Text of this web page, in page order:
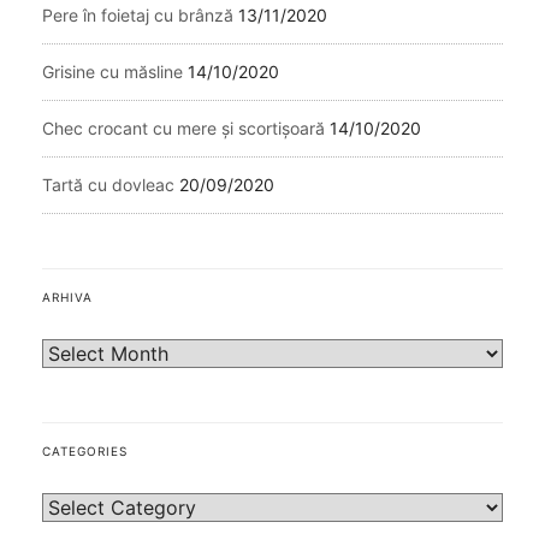
Pere în foietaj cu brânză 13/11/2020
Grisine cu măsline 14/10/2020
Chec crocant cu mere și scortișoară 14/10/2020
Tartă cu dovleac 20/09/2020
ARHIVA
CATEGORIES